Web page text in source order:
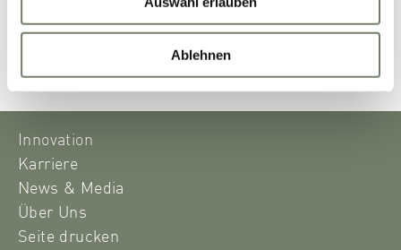
Ablehnen
Innovation
Karriere
News & Media
Über Uns
Seite drucken